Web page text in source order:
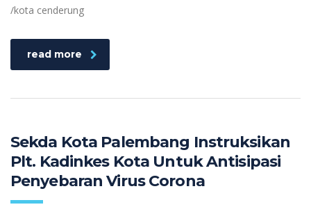
/kota cenderung
read more
Sekda Kota Palembang Instruksikan
Plt. Kadinkes Kota Untuk Antisipasi
Penyebaran Virus Corona